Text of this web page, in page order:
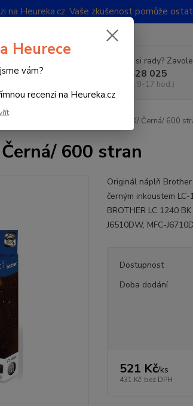
na Heureka.cz. Vaše zkušenost pomůže
Hledat
Nevíte si rady?
732 428 025
(Po-Pá, 9-17 hod.)
Brother LC-1240BK/ Černá/ 600
600 stran
Originál náplň Brother
černým inkoustem
BROTHER LC 1240
J6510DW, MFC-
Dostupnost
Doba dodání
521 Kč/ks
431 Kč bez DPH
Heurece
vám?
recenzi na Heureka.cz